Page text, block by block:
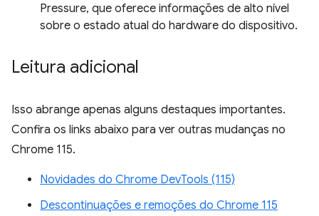
Pressure, que oferece informações de alto nível
sobre o estado atual do hardware do dispositivo.
Leitura adicional
Isso abrange apenas alguns destaques importantes.
Confira os links abaixo para ver outras mudanças no
Chrome 115.
Novidades do Chrome DevTools (115)
Descontinuações e remoções do Chrome 115